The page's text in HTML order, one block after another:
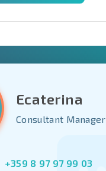
Ecaterina
Consultant Manager
+359 8 97 97 99 03